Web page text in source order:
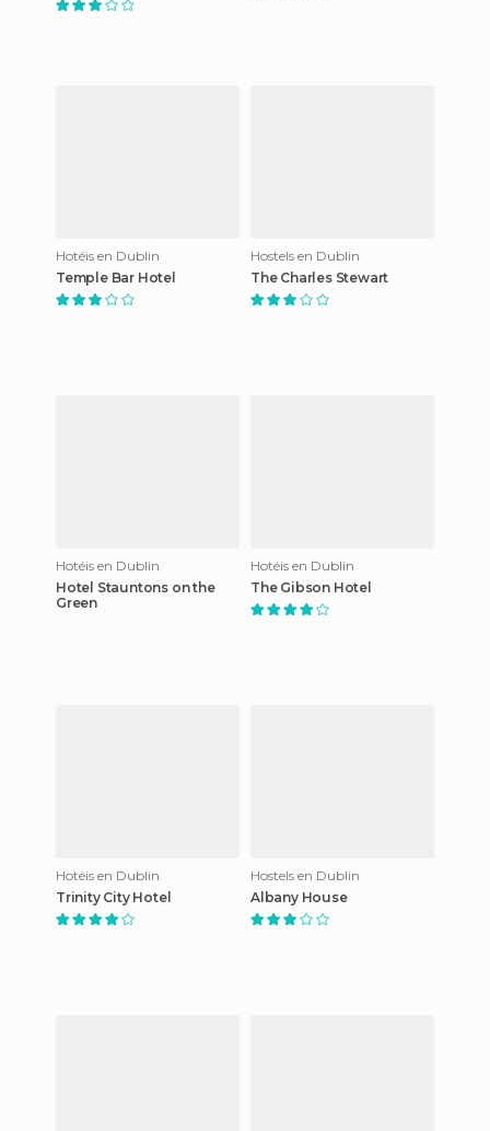
Hotéis en Dublin
Temple Bar Hotel
Hostels en Dublin
The Charles Stewart
Hotéis en Dublin
Hotel Stauntons on the
Green
Hotéis en Dublin
The Gibson Hotel
Hotéis en Dublin
Trinity City Hotel
Hostels en Dublin
Albany House